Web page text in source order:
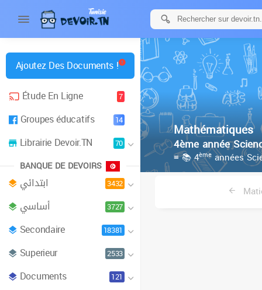
Ajoutez Des Documents !
Étude En Ligne
7
Groupes éducatifs 14
Librairie Devoir.TN 70
BANQUE DE DEVOIRS
ابتدائي 3432
أساسي 3727
Secondaire 18381
Superieur 2533
Documents 121
Mathématiques
4ème année
≡ 📚 4èmeannées